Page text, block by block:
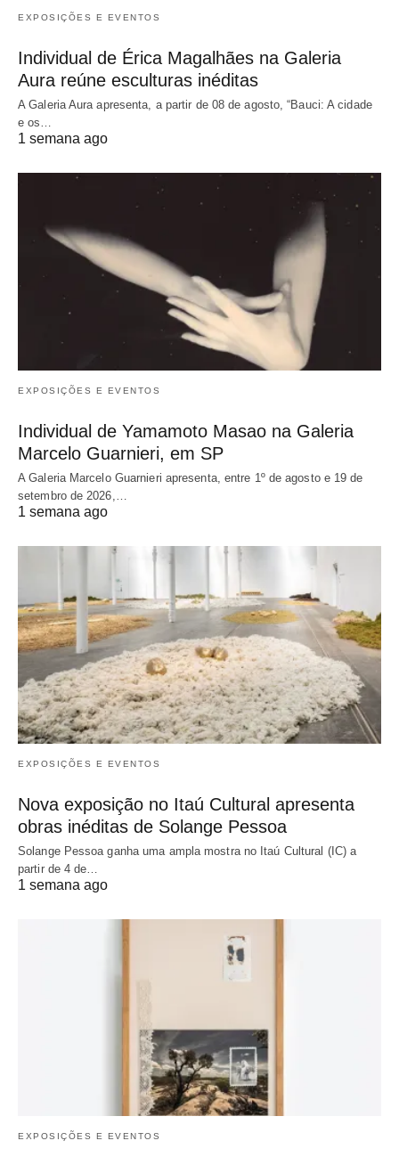
EXPOSIÇÕES E EVENTOS
Individual de Érica Magalhães na Galeria
Aura reúne esculturas inéditas
A Galeria Aura apresenta, a partir de 08 de agosto, “Bauci: A cidade
e os…
1 semana ago
EXPOSIÇÕES E EVENTOS
Individual de Yamamoto Masao na Galeria
Marcelo Guarnieri, em SP
A Galeria Marcelo Guarnieri apresenta, entre 1º de agosto e 19 de
setembro de 2026,…
1 semana ago
EXPOSIÇÕES E EVENTOS
Nova exposição no Itaú Cultural apresenta
obras inéditas de Solange Pessoa
Solange Pessoa ganha uma ampla mostra no Itaú Cultural (IC) a
partir de 4 de…
1 semana ago
EXPOSIÇÕES E EVENTOS